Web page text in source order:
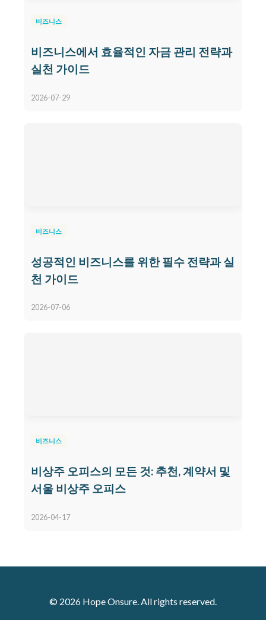
비즈니스
비즈니스에서 효율적인 자금 관리 전략과
실천 가이드
2026-07-29
비즈니스
성공적인 비즈니스를 위한 필수 전략과 실
천 가이드
2026-07-06
비즈니스
비상주 오피스의 모든 것: 추천, 계약서 및
서울 비상주 오피스
2026-04-17
© 2026 Hope Onsure. All rights reserved.